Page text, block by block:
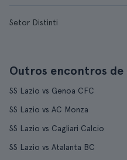
Setor Distinti
Outros encontros de
SS Lazio vs Genoa CFC
SS Lazio vs AC Monza
SS Lazio vs Cagliari Calcio
SS Lazio vs Atalanta BC